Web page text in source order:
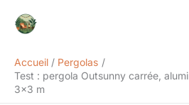
Accueil
Pergolas
Test : pergola Outsunny carrée,
3×3 m